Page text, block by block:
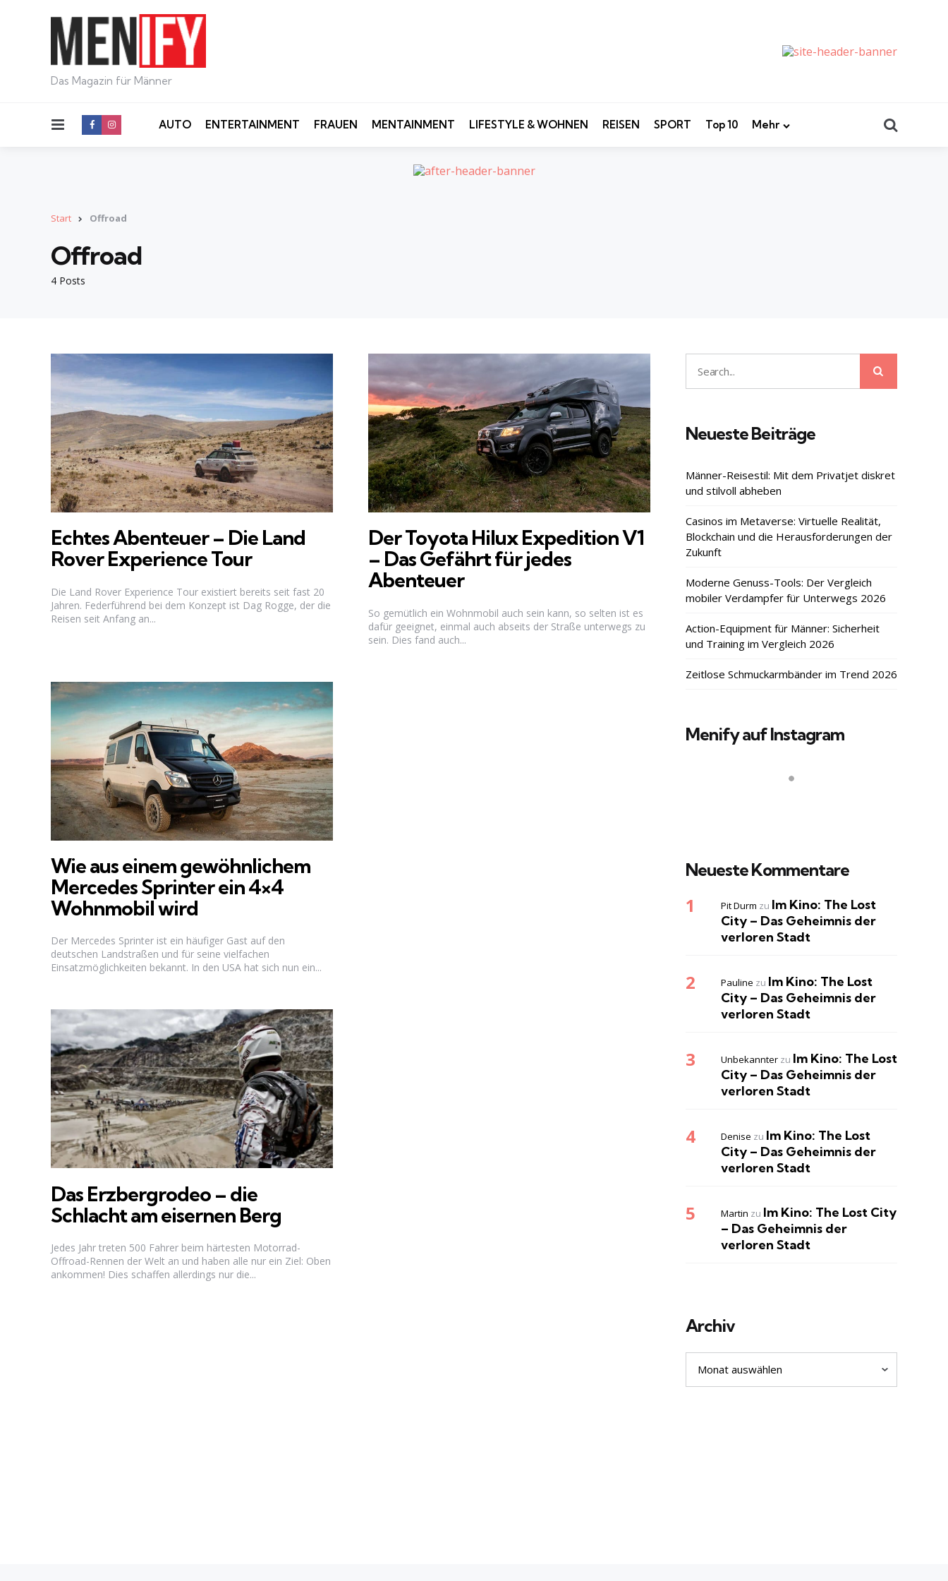
Das Magazin für Männer
Menu AUTO ENTERTAINMENT FRAUEN MENTAINMENT LIFESTYLE & WOHNEN REISEN SPORT Top 10 Mehr
Start Offroad
4 Posts
Offroad
Echtes Abenteuer – Die Land
Rover Experience Tour
Die Land Rover Experience Tour existiert bereits seit fast 20
Jahren. Federführend bei dem Konzept ist Dag Rogge, der die
Reisen seit Anfang an...
Der Toyota Hilux Expedition V1
– Das Gefährt für jedes
Abenteuer
So gemütlich ein Wohnmobil auch sein kann, so selten ist es
dafür geeignet, einmal auch abseits der Straße unterwegs zu
sein. Dies fand auch...
Wie aus einem gewöhnlichem
Mercedes Sprinter ein 4×4
Wohnmobil wird
Der Mercedes Sprinter ist ein häufiger Gast auf den
deutschen Landstraßen und für seine vielfachen
Einsatzmöglichkeiten bekannt. In den USA hat sich nun ein...
Das Erzbergrodeo – die
Schlacht am eisernen Berg
Jedes Jahr treten 500 Fahrer beim härtesten Motorrad-
Offroad-Rennen der Welt an und haben alle nur ein Ziel: Oben
ankommen! Dies schaffen allerdings nur die...
Search
for:
Neueste Beiträge
Männer-Reisestil: Mit dem Privatjet diskret
und stilvoll abheben
Casinos im Metaverse: Virtuelle Realität,
Blockchain und die Herausforderungen der
Zukunft
Moderne Genuss-Tools: Der Vergleich
mobiler Verdampfer für Unterwegs 2026
Action-Equipment für Männer: Sicherheit
und Training im Vergleich 2026
Zeitlose Schmuckarmbänder im Trend 2026
Menify auf Instagram
Neueste Kommentare
Pit Durm zu Im Kino: The Lost
City – Das Geheimnis der
verloren Stadt
Pauline zu Im Kino: The Lost
City – Das Geheimnis der
verloren Stadt
Unbekannter zu Im Kino: The Lost
City – Das Geheimnis der
verloren Stadt
Denise zu Im Kino: The Lost
City – Das Geheimnis der
verloren Stadt
Martin zu Im Kino: The Lost City
– Das Geheimnis der
verloren Stadt
Archiv